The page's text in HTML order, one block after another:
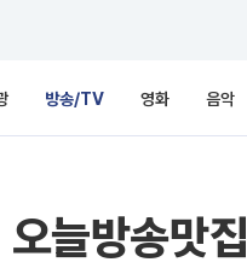
방송/TV 영화 음악
늘방송